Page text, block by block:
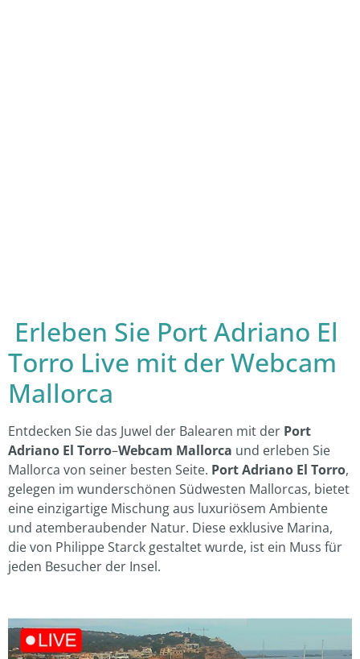
Erleben Sie Port Adriano El
Torro Live mit der Webcam
Mallorca
Entdecken Sie das Juwel der Balearen mit der Port
Adriano El Torro–Webcam Mallorca und erleben Sie
Mallorca von seiner besten Seite. Port Adriano El Torro,
gelegen im wunderschönen Südwesten Mallorcas, bietet
eine einzigartige Mischung aus luxuriösem Ambiente
und atemberaubender Natur. Diese exklusive Marina,
die von Philippe Starck gestaltet wurde, ist ein Muss für
jeden Besucher der Insel.